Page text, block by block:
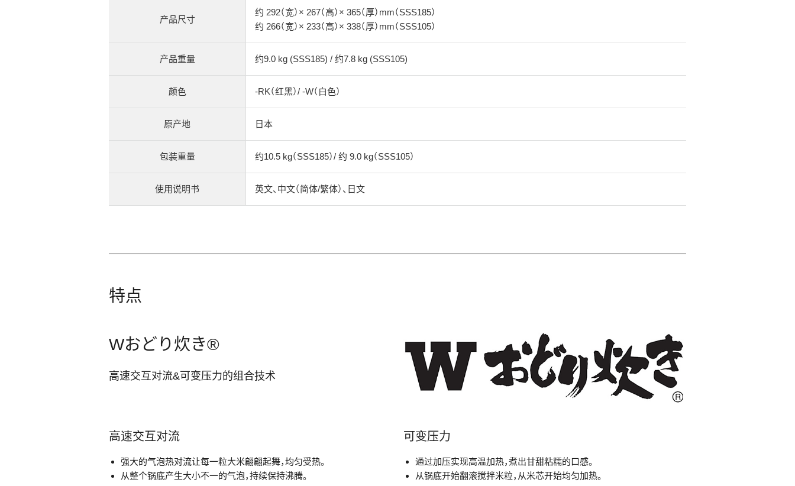
产品尺寸
约 292（宽）× 267（高）× 365（厚）mm（SSS185）
约 266（宽）× 233（高）× 338（厚）mm（SSS105）
产品重量 约9.0 kg (SSS185) / 约7.8 kg (SSS105)
颜色 -RK（红黑）/ -W（白色）
原产地 日本
包装重量 约10.5 kg（SSS185）/ 约 9.0 kg（SSS105）
使用说明书 英文、中文（简体/繁体）、日文
特点
Wおどり炊き®
高速交互对流&可变压力的组合技术
高速交互对流
强大的气泡热对流让每一粒大米翩翩起舞，均匀受热。
从整个锅底产生大小不一的气泡，持续保持沸腾。
可变压力
通过加压实现高温加热，煮出甘甜粘糯的口感。
从锅底开始翻滚搅拌米粒，从米芯开始均匀加热。